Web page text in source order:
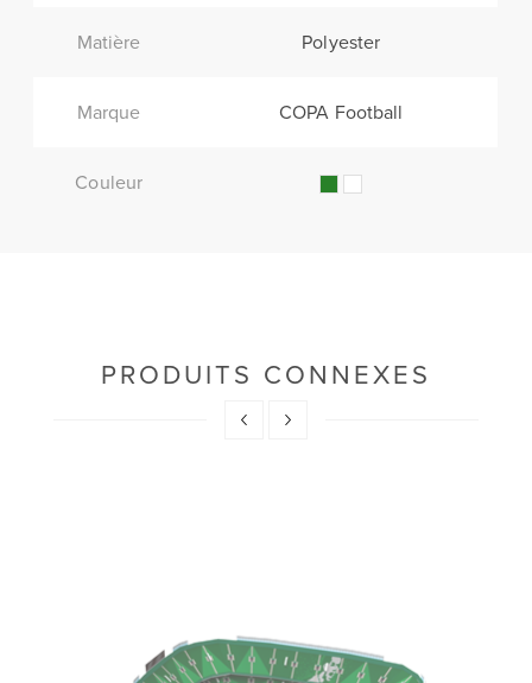
Matière Polyester
Marque COPA Football
Couleur
PRODUITS CONNEXES